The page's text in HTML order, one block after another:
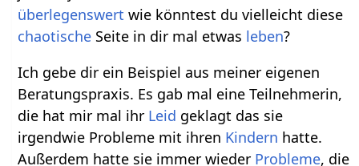
überlegenswert wie könntest du vielleicht diese
chaotische Seite in dir mal etwas leben?
Ich gebe dir ein Beispiel aus meiner eigenen
Beratungspraxis. Es gab mal eine Teilnehmerin,
die hat mir mal ihr Leid geklagt das sie
irgendwie Probleme mit ihren Kindern hatte.
Außerdem hatte sie immer wieder Probleme, die